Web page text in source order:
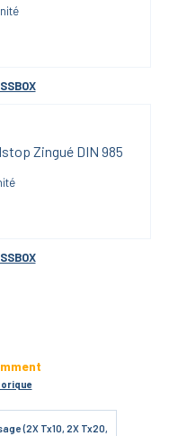
Zingué DIN 985
(2X Tx10, 2X Tx20,